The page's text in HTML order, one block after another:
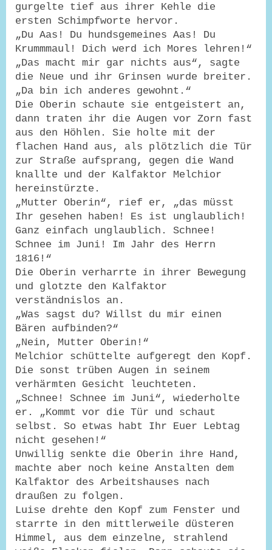
gurgelte tief aus ihrer Kehle die
ersten Schimpfworte hervor.
„Du Aas! Du hundsgemeines Aas! Du
Krummmaul! Dich werd ich Mores lehren!“
„Das macht mir gar nichts aus“, sagte
die Neue und ihr Grinsen wurde breiter.
„Da bin ich anderes gewohnt.“
Die Oberin schaute sie entgeistert an,
dann traten ihr die Augen vor Zorn fast
aus den Höhlen. Sie holte mit der
flachen Hand aus, als plötzlich die Tür
zur Straße aufsprang, gegen die Wand
knallte und der Kalfaktor Melchior
hereinstürzte.
„Mutter Oberin“, rief er, „das müsst
Ihr gesehen haben! Es ist unglaublich!
Ganz einfach unglaublich. Schnee!
Schnee im Juni! Im Jahr des Herrn
1816!“
Die Oberin verharrte in ihrer Bewegung
und glotzte den Kalfaktor
verständnislos an.
„Was sagst du? Willst du mir einen
Bären aufbinden?“
„Nein, Mutter Oberin!“
Melchior schüttelte aufgeregt den Kopf.
Die sonst trüben Augen in seinem
verhärmten Gesicht leuchteten.
„Schnee! Schnee im Juni“, wiederholte
er. „Kommt vor die Tür und schaut
selbst. So etwas habt Ihr Euer Lebtag
nicht gesehen!“
Unwillig senkte die Oberin ihre Hand,
machte aber noch keine Anstalten dem
Kalfaktor des Arbeitshauses nach
draußen zu folgen.
Luise drehte den Kopf zum Fenster und
starrte in den mittlerweile düsteren
Himmel, aus dem einzelne, strahlend